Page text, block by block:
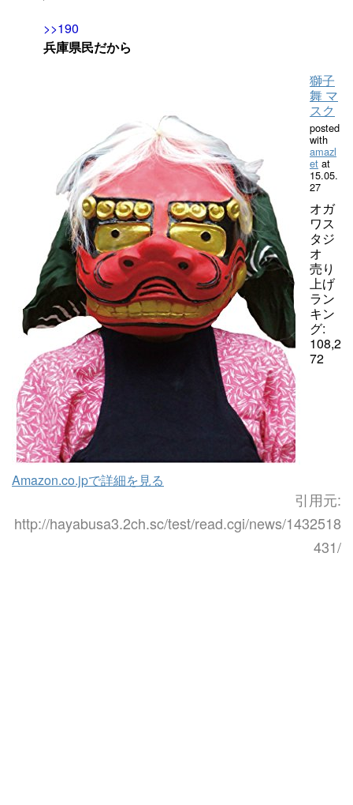
>>190
兵庫県民だから
獅子
舞 マ
スク
posted
with
amazl
et at
15.05.
27
オガ
ワス
タジ
オ
売り
上げ
ラン
キン
グ:
108,2
72
Amazon.co.jpで詳細を見る
引用元:
http://hayabusa3.2ch.sc/test/read.cgi/news/1432518
431/